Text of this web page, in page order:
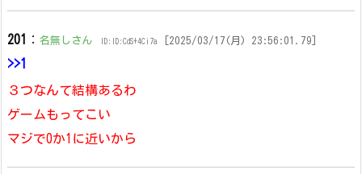
201 ： 名無しさん ID:ID:CdS+4Ci7a [2025/03/17(月) 23:56:01.79]
>>1
３つなんて結構あるわ
ゲームもってこい
マジで0か1に近いから